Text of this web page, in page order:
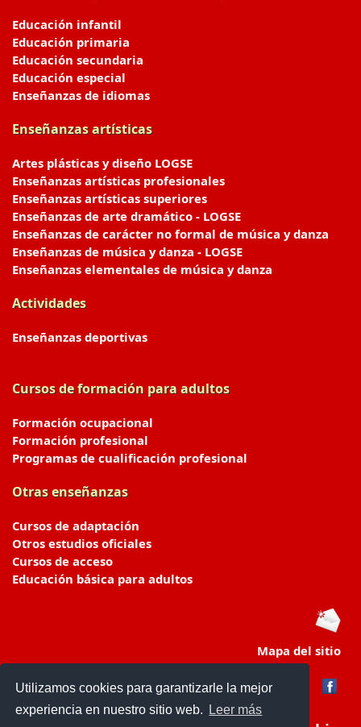
Utilizamos cookies para garantizarle la mejor
experiencia en nuestro sitio web.
Leer más
Educación infantil
Educación primaria
Educación secundaria
Educación especial
Enseñanzas de idiomas
Enseñanzas artísticas
Artes plásticas y diseño LOGSE
Enseñanzas artísticas profesionales
Enseñanzas artísticas superiores
Enseñanzas de arte dramático - LOGSE
Enseñanzas de carácter no formal de música y danza
Enseñanzas de música y danza - LOGSE
Enseñanzas elementales de música y danza
Actividades
Enseñanzas deportivas
Cursos de formación para adultos
Formación ocupacional
Formación profesional
Programas de cualificación profesional
Otras enseñanzas
Cursos de adaptación
Otros estudios oficiales
Cursos de acceso
Educación básica para adultos
Mapa del sitio